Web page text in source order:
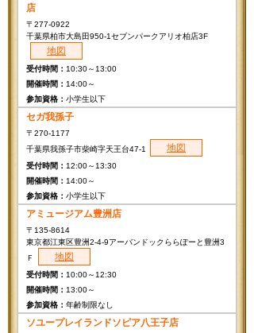
店
〒277-0922
千葉県柏市大島田950-1セブンパークアリオ柏店3F
地図
10:30～13:00
14:00～
小学生以下
セガ我孫子
〒270-1177
千葉県我孫子市柴崎字天王台47-1
地図
12:00～13:30
14:00～
小学生以下
アミュージアム豊洲店
〒135-8614
東京都江東区豊洲2-4-9アーバンドックららぽーと豊洲3
Ｆ
地図
10:00～12:30
13:00～
年齢制限なし
ソユープレイランドソピア八王子店